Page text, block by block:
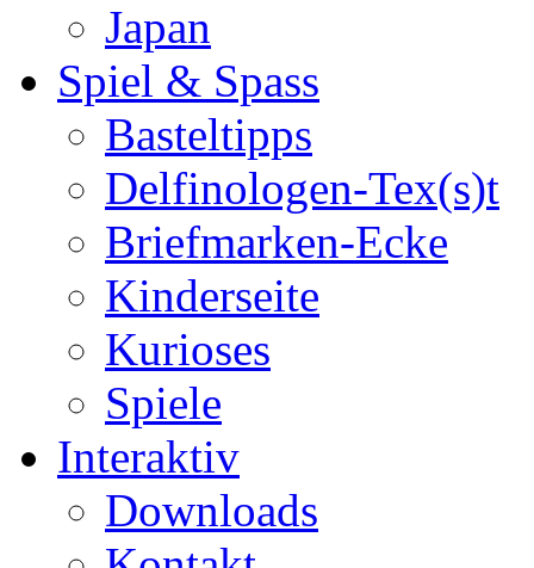
Japan
Spiel & Spass
Basteltipps
Delfinologen-Tex(s)t
Briefmarken-Ecke
Kinderseite
Kurioses
Spiele
Interaktiv
Downloads